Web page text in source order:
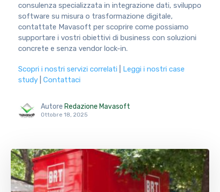
consulenza specializzata in integrazione dati, sviluppo
software su misura o trasformazione digitale,
contattate Mavasoft per scoprire come possiamo
supportare i vostri obiettivi di business con soluzioni
concrete e senza vendor lock-in.
Scopri i nostri servizi correlati
Leggi i nostri case
study |Contattaci
Autore Redazione Mavasoft
Ottobre 18, 2025